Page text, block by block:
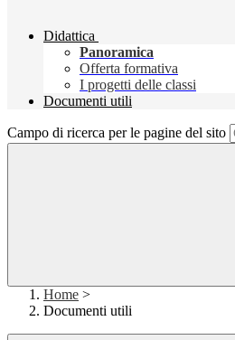
Didattica
Panoramica
Offerta formativa
I progetti delle classi
Documenti utili
Campo di ricerca per le pagine del sito
Home >
Documenti utili